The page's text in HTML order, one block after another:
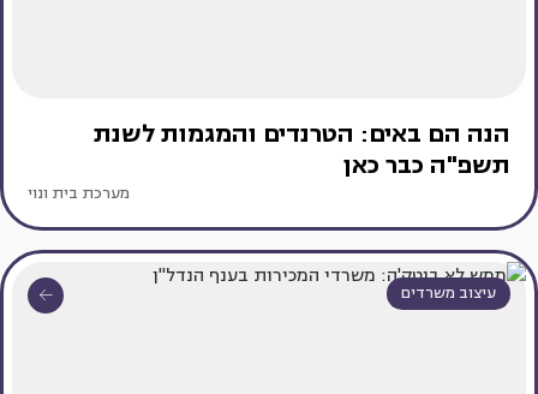
הנה הם באים: הטרנדים והמגמות לשנת
תשפ"ה כבר כאן
מערכת בית ונוי
עיצוב משרדים